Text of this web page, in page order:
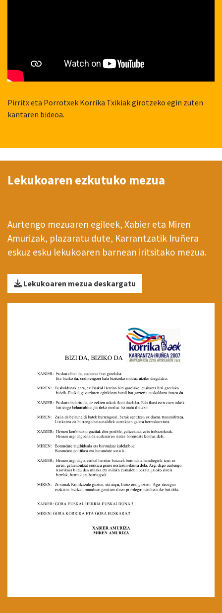
Pirritx eta Porrotxek Korrika Txikiak girotzeko egin zuten
kantaren bideoa.
Lekukoaren ezkutuko mezua
Aurtengo mezuaren egileek, Xabier eta Miren
Amurizak, plazaratu dute, Karrantzatik Iruñera
eskuz esku lekukoaren barnean iritsitako mezua.
Lekukoaren mezua deskargatu